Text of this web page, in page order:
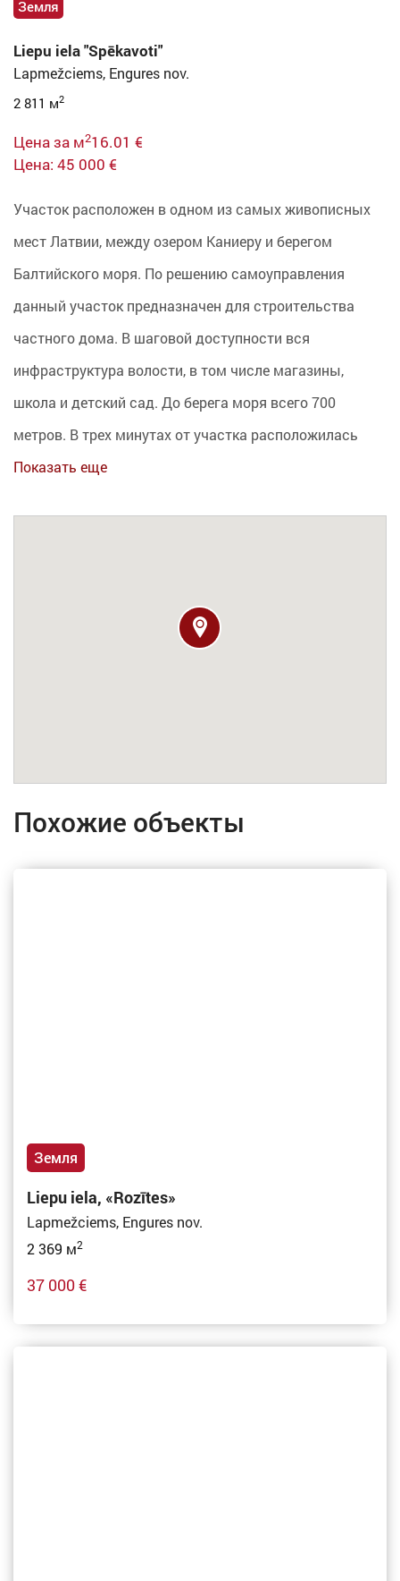
Земля
Liepu iela "Spēkavoti"
Lapmežciems, Engures nov.
2 811 м2
Цена за м216.01 €
Цена: 45 000 €
Участок расположен в одном из самых живописных
мест Латвии, между озером Каниеру и берегом
Балтийского моря. По решению самоуправления
данный участок предназначен для строительства
частного дома. В шаговой доступности вся
инфраструктура волости, в том числе магазины,
школа и детский сад. До берега моря всего 700
метров. В трех минутах от участка расположилась
Показать еще
Похожие объекты
Земля
Liepu iela, «Rozītes»
Lapmežciems, Engures nov.
2 369 м2
37 000 €